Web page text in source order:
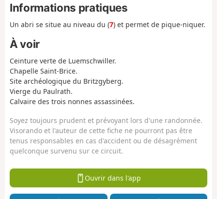
Informations pratiques
Un abri se situe au niveau du (7) et permet de pique-niquer.
À voir
Ceinture verte de Luemschwiller.
Chapelle Saint-Brice.
Site archéologique du Britzgyberg.
Vierge du Paulrath.
Calvaire des trois nonnes assassinées.
Soyez toujours prudent et prévoyant lors d'une randonnée.
Visorando et l'auteur de cette fiche ne pourront pas être
tenus responsables en cas d'accident ou de désagrément
quelconque survenu sur ce circuit.
Ouvrir dans l'app